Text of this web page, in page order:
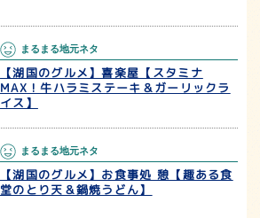
まるまる地元ネタ
【湖国のグルメ】喜楽屋【スタミナ
MAX！牛ハラミステーキ＆ガーリックラ
イス】
まるまる地元ネタ
【湖国のグルメ】お食事処 憩【趣ある食
堂のとり天＆鍋焼うどん】